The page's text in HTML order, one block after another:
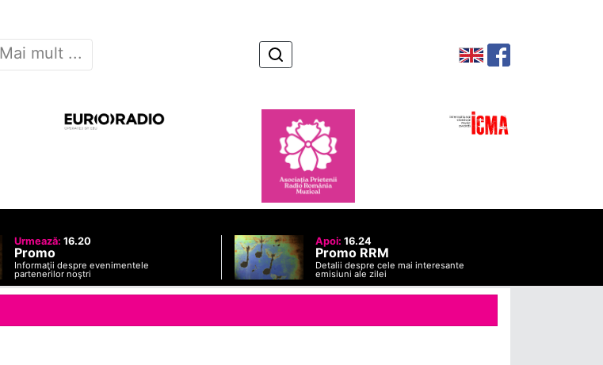
Mai mult ...
Urmează: 16.20
Promo
Informaţii despre evenimentele
partenerilor noştri
Apoi: 16.24
Promo RRM
Detalii despre cele mai interesante
emisiuni ale zilei